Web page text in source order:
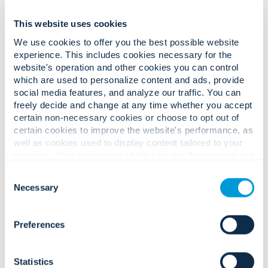
This website uses cookies
We use cookies to offer you the best possible website
experience. This includes cookies necessary for the
website's operation and other cookies you can control
which are used to personalize content and ads, provide
social media features, and analyze our traffic. You can
freely decide and change at any time whether you accept
certain non-necessary cookies or choose to opt out of
certain cookies to improve the website's performance, as
well as cookies used to display content tailored to your
cookies. Click "Show details" below for more information
about who we share your information with.
Selection
Necessary
Preferences
Statistics
Komplexe Herausforderungen in
den Bereichen Sicherheit und
Betrieb.
Zuverlässige, auditbasierte
Lösungen.
Sicherheit des Personals, die
Schutz wertvoller Bestände/geistigen